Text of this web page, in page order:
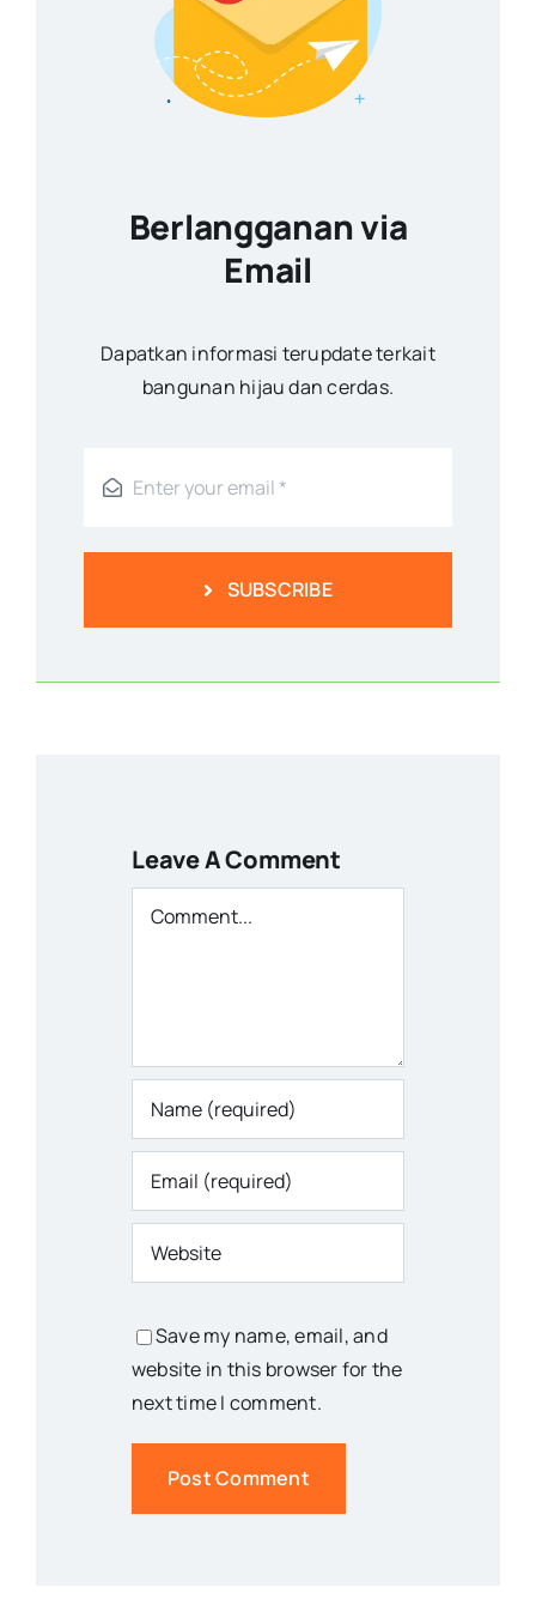
Berlangganan via
Email
Dapatkan informasi terupdate terkait
bangunan hijau dan cerdas.
SUBSCRIBE
Leave A Comment
Comment
Save my name, email, and
website in this browser for the
next time I comment.